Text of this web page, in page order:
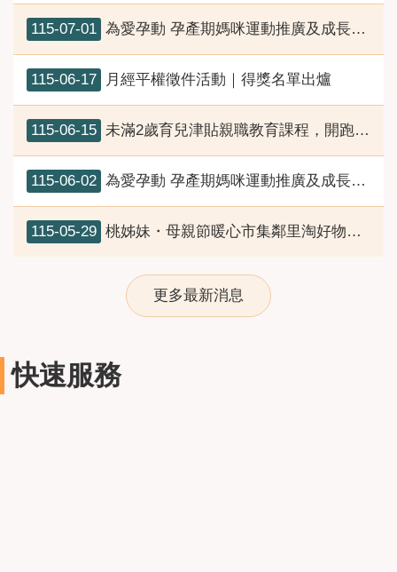
115-07-01 為愛孕動 孕產期媽咪運動推廣及成長課程7月份開課資訊
115-06-17 月經平權徵件活動｜得獎名單出爐
115-06-15 未滿2歲育兒津貼親職教育課程，開跑囉！！
115-06-02 為愛孕動 孕產期媽咪運動推廣及成長課程6月份開課資訊
115-05-29 桃姊妹・母親節暖心市集鄰里淘好物即將登場
更多最新消息
快速服務